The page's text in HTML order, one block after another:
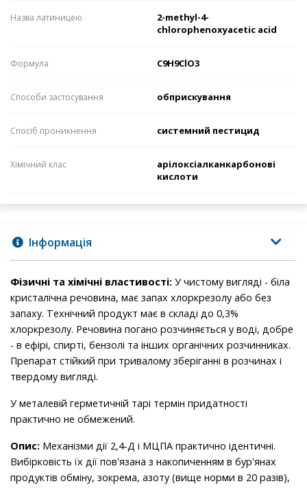
Назва латиницею
2-methyl-4-
chlorophenoxyacetic acid
Формула C9H9ClO3
Способи застосування обприскування
Спосіб проникнення системний пестицид
Хімічний клас
арілоксіалканкарбонові
кислоти
Інформація
Фізичні та хімічні властивості: У чистому вигляді - біла
кристалічна речовина, має запах хлоркрезолу або без
запаху. Технічний продукт має в складі до 0,3%
хлоркрезолу. Речовина погано розчиняється у воді, добре
- в ефірі, спирті, бензолі та інших органічних розчинниках.
Препарат стійкий при тривалому зберіганні в розчинах і
твердому вигляді.
У металевій герметичній тарі термін придатності
практично не обмежений.
Опис: Механізми дії 2,4-Д і МЦПА практично ідентичні.
Вибірковість їх дії пов'язана з накопиченням в бур'янах
продуктів обміну, зокрема, азоту (вище норми в 20 разів),